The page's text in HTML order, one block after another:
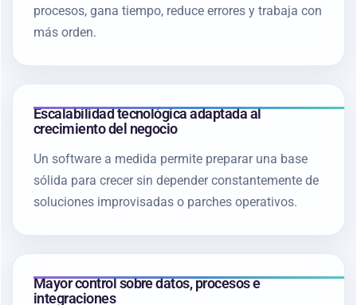
procesos, gana tiempo, reduce errores y trabaja con
más orden.
Escalabilidad tecnológica adaptada al
crecimiento del negocio
Un software a medida permite preparar una base
sólida para crecer sin depender constantemente de
soluciones improvisadas o parches operativos.
Mayor control sobre datos, procesos e
integraciones